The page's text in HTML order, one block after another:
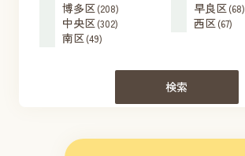
博多区(208) 早良区(68)
中央区(302) 西区(67)
南区(49)
検索